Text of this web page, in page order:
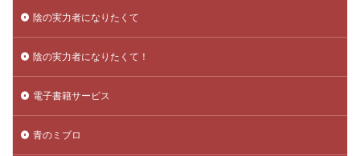
陰の実力者になりたくて
陰の実力者になりたくて！
電子書籍サービス
青のミブロ